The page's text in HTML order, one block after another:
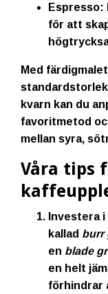
Espresso:
för att
Med
kvarn kan du
favoritmetod
mellan syra,
Våra tips
Investera
kallad burr
en blade
en helt
förhindrar